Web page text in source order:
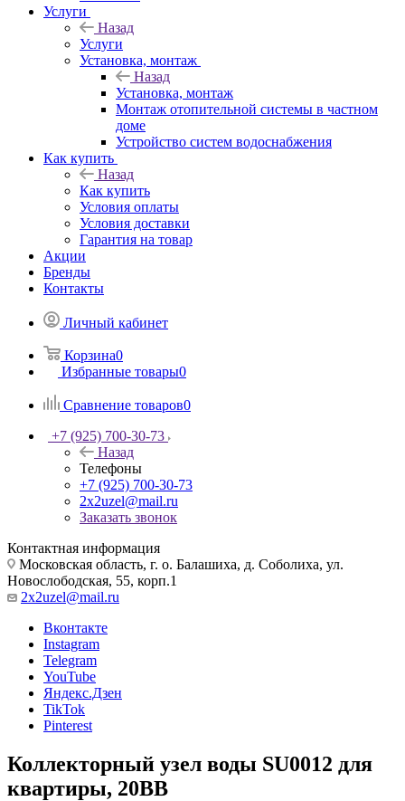
Услуги
Назад
Услуги
Установка, монтаж
Назад
Установка, монтаж
Монтаж отопительной системы в частном
доме
Устройство систем водоснабжения
Как купить
Назад
Как купить
Условия оплаты
Условия доставки
Гарантия на товар
Акции
Бренды
Контакты
Личный кабинет
Корзина0
Избранные товары0
Сравнение товаров0
+7 (925) 700-30-73
Назад
Телефоны
+7 (925) 700-30-73
2x2uzel@mail.ru
Заказать звонок
Контактная информация
Московская область, г. о. Балашиха, д. Соболиха, ул.
Новослободская, 55, корп.1
2x2uzel@mail.ru
Вконтакте
Instagram
Telegram
YouTube
Яндекс.Дзен
TikTok
Pinterest
Коллекторный узел воды SU0012 для
квартиры, 20BB